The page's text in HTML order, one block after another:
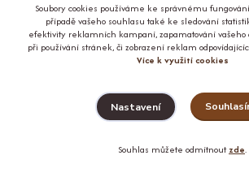
Dovolená s vaším pejskem v Rakousku
Nejčtenější na blogu
Jak přesně změřit psa před pořízením psího oblečení
Soubory cookies používáme ke správnému
případě vašeho souhlasu také ke sledování
efektivity reklamních kampaní, zapamatování
při používání stránek, či zobrazení reklam
Více k využití cookies
Nastavení
Souhlas můžete odmítnoutzde.